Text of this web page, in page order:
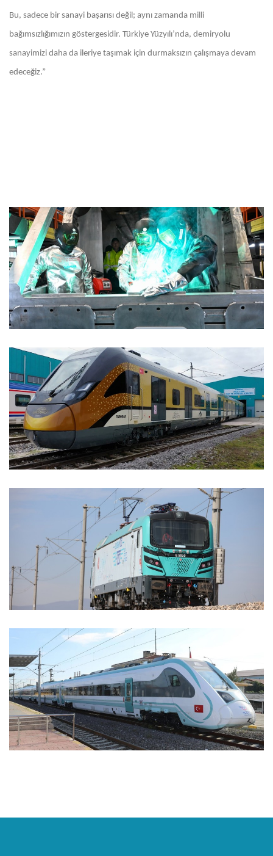
Bu, sadece bir sanayi başarısı değil; aynı zamanda milli
bağımsızlığımızın göstergesidir. Türkiye Yüzyılı’nda, demiryolu
sanayimizi daha da ileriye taşımak için durmaksızın çalışmaya devam
edeceğiz.”